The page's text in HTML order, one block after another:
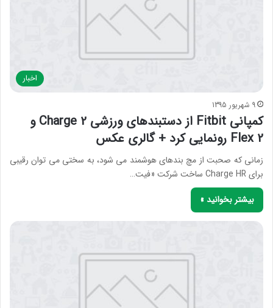
اخبار
9 شهریور 1395
کمپانی Fitbit از دستبندهای ورزشی Charge 2 و
Flex 2 رونمایی کرد + گالری عکس
زمانی که صحبت از مچ بندهای هوشمند می شود، به سختی می توان رقیبی
برای Charge HR ساخت شرکت «فیت…
بیشتر بخوانید »